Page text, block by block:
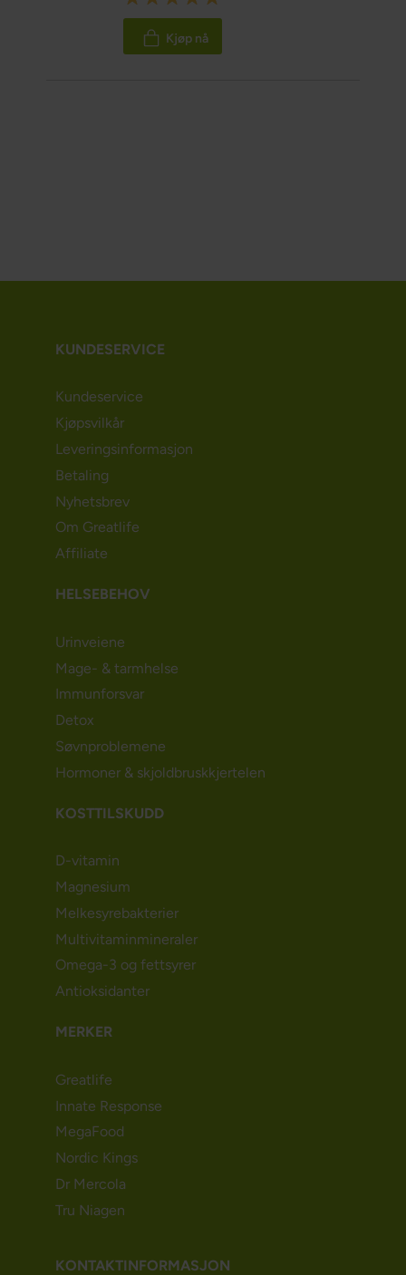
100%
Kjøp nå
KUNDESERVICE
Kundeservice
Kjøpsvilkår
Leveringsinformasjon
Betaling
Nyhetsbrev
Om Greatlife
Affiliate
HELSEBEHOV
Urinveiene
Mage- & tarmhelse
Immunforsvar
Detox
Søvnproblemene
Hormoner & skjoldbruskkjertelen
KOSTTILSKUDD
D-vitamin
Magnesium
Melkesyrebakterier
Multivitaminmineraler
Omega-3 og fettsyrer
Antioksidanter
MERKER
Greatlife
Innate Response
MegaFood
Nordic Kings
Dr Mercola
Tru Niagen
KONTAKTINFORMASJON